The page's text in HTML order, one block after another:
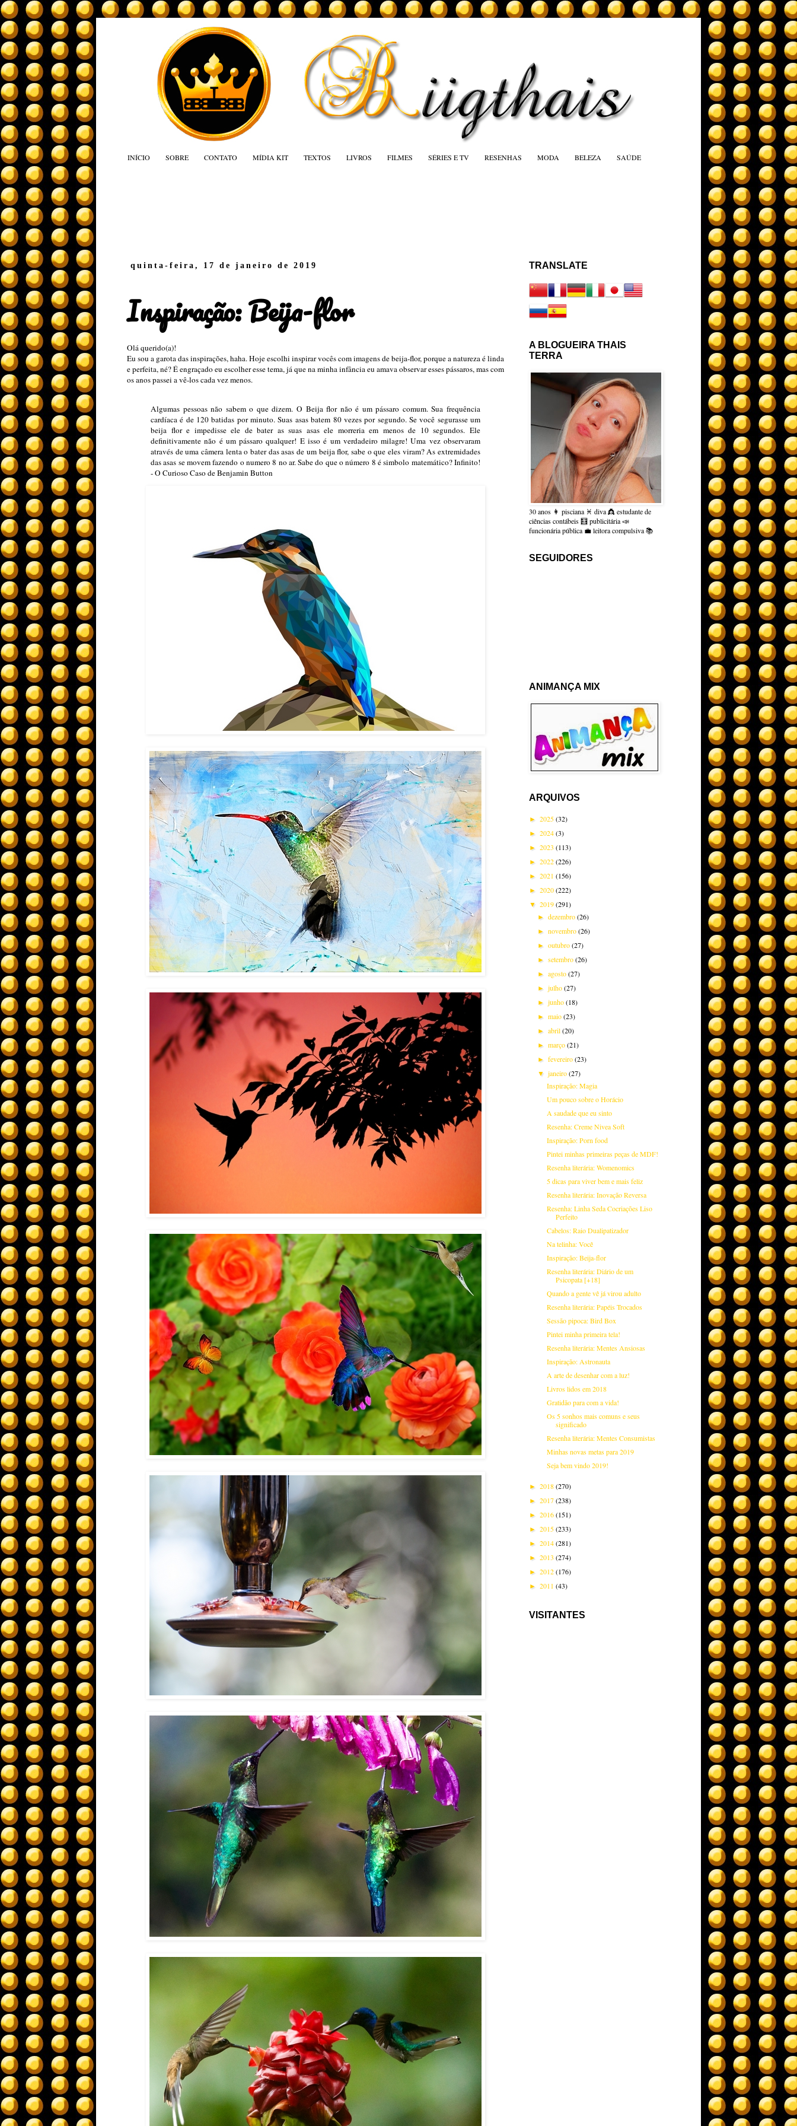
INÍCIO SOBRE CONTATO MÍDIA KIT TEXTOS LIVROS FILMES SÉRIES E TV RESENHAS MODA BELEZA SAÚDE
quinta-feira, 17 de janeiro de 2019
Inspiração: Beija-flor
Olá querido(a)!
Eu sou a garota das inspirações, haha. Hoje escolhi inspirar vocês com imagens de beija-flor, porque a natureza é linda
e perfeita, né? É engraçado eu escolher esse tema, já que na minha infância eu amava observar esses pássaros, mas com
os anos passei a vê-los cada vez menos.
Algumas pessoas não sabem o que dizem. O Beija flor não é um pássaro comum. Sua frequência
cardíaca é de 120 batidas por minuto. Suas asas batem 80 vezes por segundo. Se você segurasse um
beija flor e impedisse ele de bater as suas asas ele morreria em menos de 10 segundos. Ele
definitivamente não é um pássaro qualquer! E isso é um verdadeiro milagre! Uma vez observaram
através de uma câmera lenta o bater das asas de um beija flor, sabe o que eles viram? As extremidades
das asas se movem fazendo o numero 8 no ar. Sabe do que o número 8 é simbolo matemático? Infinito!
- O Curioso Caso de Benjamin Button
TRANSLATE
A BLOGUEIRA THAIS
TERRA
30 anos 👩 pisciana ♓ diva 👸 estudante de
ciências contábeis 🧮 publicitária 📣
funcionária pública 💼 leitora compulsiva 📚
SEGUIDORES
ANIMANÇA MIX
ARQUIVOS
► 2025(32)
► 2024(3)
► 2023 (113)
► 2022(226)
► 2021 (156)
► 2020(222)
▼ 2019(291)
►dezembro(26)
►novembro(26)
►outubro(27)
►setembro(26)
►agosto(27)
►julho(27)
►junho(18)
►maio(23)
►abril(20)
►março(21)
►fevereiro(23)
▼janeiro(27)
Inspiração: Magia
Um pouco sobre o Horácio
A saudade que eu sinto
Resenha: Creme Nivea Soft
Inspiração: Porn food
Pintei minhas primeiras peças de MDF!
Resenha literária: Womenomics
5 dicas para viver bem e mais feliz
Resenha literária: Inovação Reversa
Resenha: Linha Seda Cocriações Liso
Perfeito
Cabelos: Raio Dualipatizador
Na telinha: Você
Inspiração: Beija-flor
Resenha literária: Diário de um
Psicopata [+18]
Quando a gente vê já virou adulto
Resenha literária: Papéis Trocados
Sessão pipoca: Bird Box
Pintei minha primeira tela!
Resenha literária: Mentes Ansiosas
Inspiração: Astronauta
A arte de desenhar com a luz!
Livros lidos em 2018
Gratidão para com a vida!
Os 5 sonhos mais comuns e seus
significado
Resenha literária: Mentes Consumistas
Minhas novas metas para 2019
Seja bem vindo 2019!
► 2018(270)
► 2017(238)
► 2016(151)
► 2015(233)
► 2014(281)
► 2013 (274)
► 2012(176)
► 2011 (43)
VISITANTES